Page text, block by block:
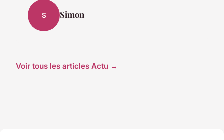
S Simon
Voir tous les articles Actu →